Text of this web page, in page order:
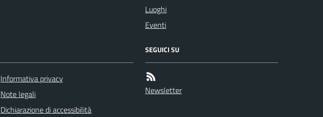
Luoghi
Eventi
Informativa privacy
Note legali
Dichiarazione di accessibilità
SEGUICI SU
Newsletter